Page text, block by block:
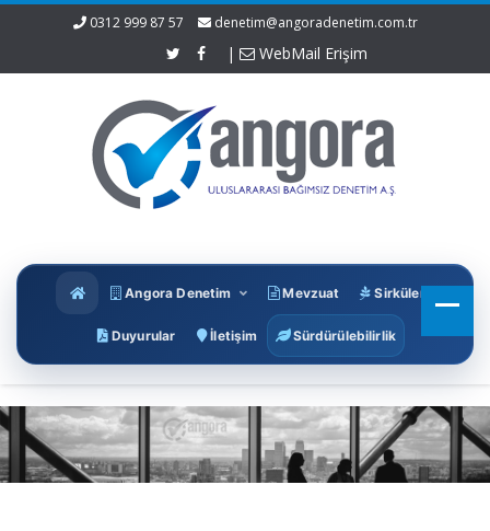
0312 999 87 57 denetim@angoradenetim.com.tr
| WebMail Erişim
Angora Denetim Mevzuat Sirküler
Duyurular İletişim Sürdürülebilirlik